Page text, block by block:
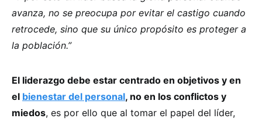
avanza, no se preocupa por evitar el castigo cuando
retrocede, sino que su único propósito es proteger a
la población.”
El liderazgo debe estar centrado en objetivos y en
el bienestar del personal, no en los conflictos y
miedos, es por ello que al tomar el papel del líder,